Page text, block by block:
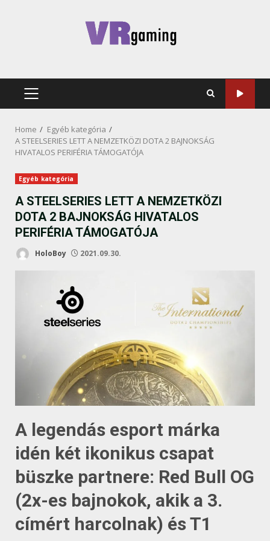
PRIMARY
Home
Egyéb kategória
A STEELSERIES LETT A NEMZETKÖZI DOTA 2 BAJNOKSÁG
HIVATALOS PERIFÉRIA TÁMOGATÓJA
Egyéb kategória
A STEELSERIES LETT A NEMZETKÖZI
DOTA 2 BAJNOKSÁG HIVATALOS
PERIFÉRIA TÁMOGATÓJA
HoloBoy 2021.09.30.
A legendás esport márka
idén két ikonikus csapat
büszke partnere: Red Bull OG
(2x-es bajnokok, akik a 3.
címért harcolnak) és T1